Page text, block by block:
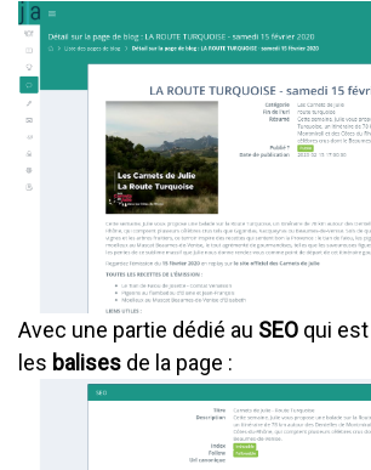
Avec une partie dédié au SEO qui
les balises de la page :